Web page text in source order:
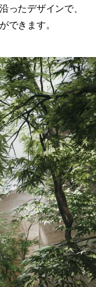
ったデザインで、
できます。